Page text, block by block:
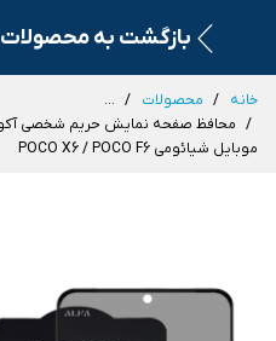
بازگشت به محصولات
خانه محصولات
...
موبایل شیائومی POCO X6 / POCO F6